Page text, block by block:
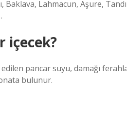
Lahmacun, Aşure,
içecek?
pancar suyu, damağı
bulunur.